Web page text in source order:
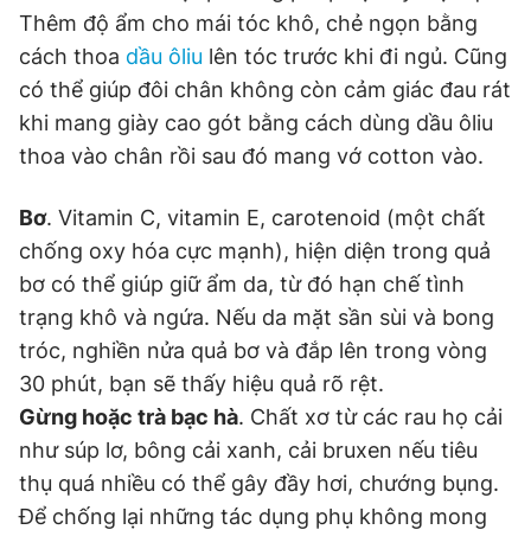
Thêm độ ẩm cho mái tóc khô, chẻ ngọn bằng
cách thoa dầu ôliu lên tóc trước khi đi ngủ. Cũng
có thể giúp đôi chân không còn cảm giác đau rát
khi mang giày cao gót bằng cách dùng dầu ôliu
thoa vào chân rồi sau đó mang vớ cotton vào.
Bơ. Vitamin C, vitamin E, carotenoid (một chất
chống oxy hóa cực mạnh), hiện diện trong quả
bơ có thể giúp giữ ẩm da, từ đó hạn chế tình
trạng khô và ngứa. Nếu da mặt sần sùi và bong
tróc, nghiền nửa quả bơ và đắp lên trong vòng
30 phút, bạn sẽ thấy hiệu quả rõ rệt.
Gừng hoặc trà bạc hà. Chất xơ từ các rau họ cải
như súp lơ, bông cải xanh, cải bruxen nếu tiêu
thụ quá nhiều có thể gây đầy hơi, chướng bụng.
Để chống lại những tác dụng phụ không mong